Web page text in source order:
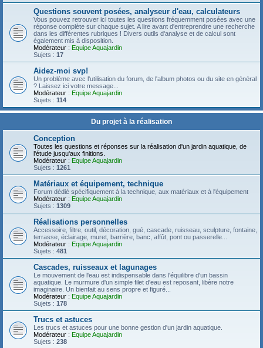
Questions souvent posées, analyseur d'eau, calculateurs
Vous pouvez retrouver ici toutes les questions fréquemment posées avec une
réponse complète sur chaque sujet. A lire avant d'entreprendre une recherche
dans les différentes rubriques ! Divers outils d'analyse et de calcul sont
également mis à disposition.
Modérateur : Equipe Aquajardin
Sujets : 17
Aidez-moi svp!
Un problème avec l'utilisation du forum, de l'album photos ou du site en général
? Laissez ici votre message...
Modérateur : Equipe Aquajardin
Sujets : 114
Du projet à la réalisation
Conception
Toutes les questions et réponses sur la réalisation d'un jardin aquatique, de
l'étude jusqu'aux finitions.
Modérateur : Equipe Aquajardin
Sujets : 1261
Matériaux et équipement, technique
Forum dédié spécifiquement à la technique, aux matériaux et à l'équipement
Modérateur : Equipe Aquajardin
Sujets : 1309
Réalisations personnelles
Accessoire, filtre, outil, décoration, gué, cascade, ruisseau, sculpture, fontaine,
terrasse, éclairage, muret, barrière, banc, affût, pont ou passerelle...
Modérateur : Equipe Aquajardin
Sujets : 481
Cascades, ruisseaux et lagunages
Le mouvement de l'eau est indispensable dans l'équilibre d'un bassin
aquatique. Le murmure d'un simple filet d'eau est reposant, libère notre
imaginaire. Un bienfait au sens propre et figuré...
Modérateur : Equipe Aquajardin
Sujets : 178
Trucs et astuces
Les trucs et astuces pour une bonne gestion d'un jardin aquatique.
Modérateur : Equipe Aquajardin
Sujets : 238